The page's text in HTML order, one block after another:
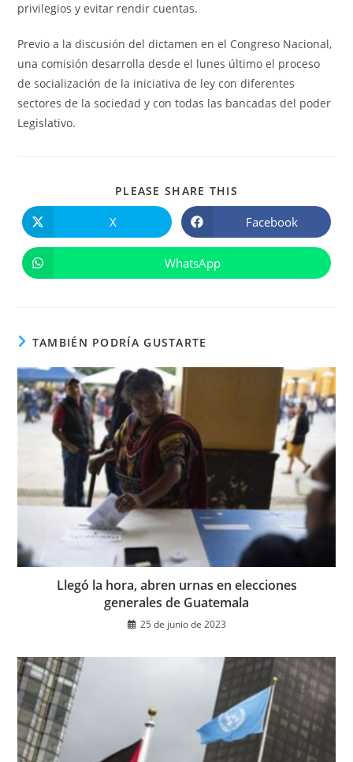
privilegios y evitar rendir cuentas.
Previo a la discusión del dictamen en el Congreso Nacional,
una comisión desarrolla desde el lunes último el proceso
de socialización de la iniciativa de ley con diferentes
sectores de la sociedad y con todas las bancadas del poder
Legislativo.
PLEASE SHARE THIS
abre
en
ventana
X Se
abre
en
ventana
Facebook
Se
abre
WhatsApp
TAMBIÉN PODRÍA GUSTARTE
Llegó la hora, abren urnas en elecciones
generales de Guatemala
25 de junio de 2023